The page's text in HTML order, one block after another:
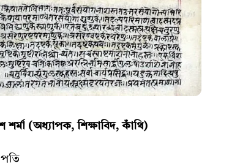
শর্মা (অধ্যাপক, শিক্ষাবিদ, কাঁথি)
পতি